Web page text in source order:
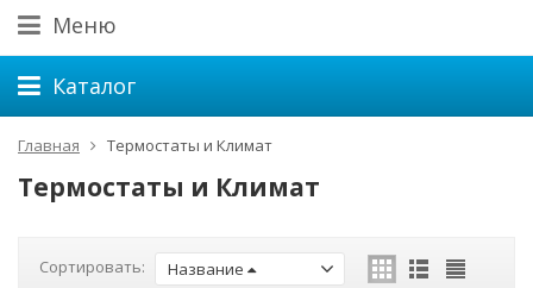
Меню
Каталог
Главная Термостаты и Климат
Термостаты и Климат
Сортировать: Название